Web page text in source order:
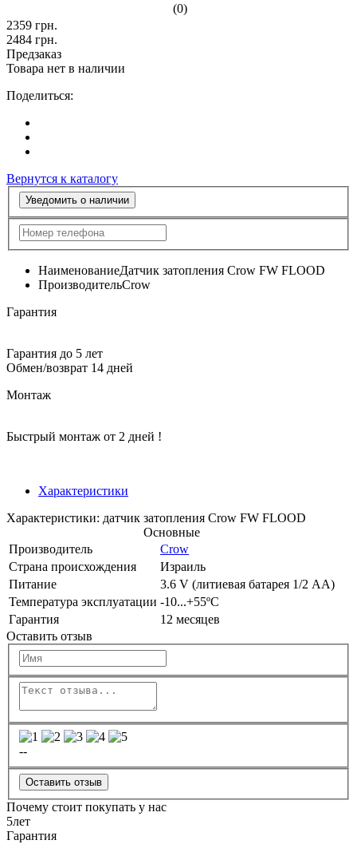
(0)
2359 грн.
2484 грн.
Предзаказ
Товара нет в наличии
Поделиться:
Вернутся к каталогу
Уведомить о наличии
НаименованиеДатчик затопления Crow FW FLOOD
ПроизводительCrow
Гарантия
Гарантия до 5 лет
Обмен/возврат 14 дней
Монтаж
Быстрый монтаж от 2 дней !
Характеристики
Характеристики: датчик затопления Crow FW FLOOD
Основные
Производитель
Crow
Страна происхождения
Израиль
Питание
3.6 V (литиевая батарея 1/2 АА)
Температура эксплуатации -10...+55ºС
Гарантия
12 месяцев
Оставить отзыв
--
Оставить отзыв
Почему стоит покупать у нас
5лет
Гарантия